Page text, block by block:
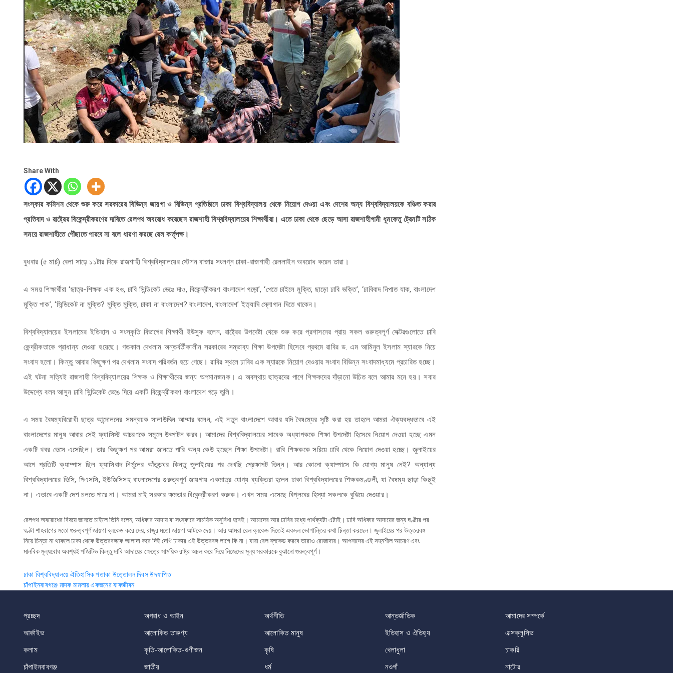
Share With
সংস্কার কমিশন থেকে শুরু করে সরকারের বিভিন্ন জায়গা ও বিভিন্ন প্রতিষ্ঠানে ঢাকা বিশ্ববিদ্যালয় থেকে নিয়োগ দেওয়া এবং দেশের অন্য বিশ্ববিদ্যালয়কে বঞ্চিত করার
প্রতিবাদ ও রাষ্ট্রের বিকেন্দ্রীকরণের দাবিতে রেলপথ অবরোধ করেছেন রাজশাহী বিশ্ববিদ্যালয়ের শিক্ষার্থীরা। এতে ঢাকা থেকে ছেড়ে আসা রাজশাহীগামী ধূমকেতু ট্রেনটি সঠিক
সময়ে রাজশাহীতে পৌঁছাতে পারবে না বলে ধারণা করছে রেল কর্তৃপক্ষ।
বুধবার (৫ মার্চ) বেলা সাড়ে ১১টার দিকে রাজশাহী বিশ্ববিদ্যালয়ের স্টেশন বাজার সংলগ্ন ঢাকা-রাজশাহী রেললাইন অবরোধ করেন তারা।
এ সময় শিক্ষার্থীরা ‘ছাত্র-শিক্ষক এক হও, ঢাবি সিন্ডিকেট ভেঙে দাও, বিকেন্দ্রীকরণ বাংলাদেশ গড়ো’, ‘পেতে চাইলে মুক্তি, ছাড়ো ঢাবি ভক্তি’, ‘ঢাবিবাদ নিপাত যাক, বাংলাদেশ
মুক্তি পাক’, ‘সিন্ডিকেট না মুক্তি? মুক্তি মুক্তি, ঢাকা না বাংলাদেশ? বাংলাদেশ, বাংলাদেশ’ ইত্যাদি স্লোগান দিতে থাকেন।
বিশ্ববিদ্যালয়ের ইসলামের ইতিহাস ও সংস্কৃতি বিভাগের শিক্ষার্থী ইউসুফ বলেন, রাষ্ট্রের উপদেষ্টা থেকে শুরু করে প্রশাসনের প্রায় সকল গুরুত্বপূর্ণ সেক্টরগুলোতে ঢাবি
কেন্দ্রীকতাকে প্রাধান্য দেওয়া হয়েছে। গতকাল‌ দেখলাম অন্তর্বর্তীকালীন সরকারের সম্ভাব্য শিক্ষা উপদেষ্টা হিসেবে প্রথমে রাবির ড. এম আমিনুল ইসলাম স্যারকে নিয়ে
সংবাদ হলো। কিন্তু আবার কিছুক্ষণ পর দেখলাম সংবাদ পরিবর্তন হয়ে গেছে। রাবির স্থলে ঢাবির এক স্যারকে নিয়োগ দেওয়ার সংবাদ বিভিন্ন সংবাদমাধ্যমে প্রচারিত হচ্ছে।
এই ঘটনা সত্যিই রাজশাহী বিশ্ববিদ্যালয়ের শিক্ষক ও শিক্ষার্থীদের জন্য অপমানজনক। এ অবস্থায় ছাত্রদের পাশে শিক্ষকদের দাঁড়ানো উচিত বলে আমার মনে হয়। সবার
উদ্দেশ্যে বলব আসুন ঢাবি সিন্ডিকেট ভেঙে দিয়ে একটি বিকেন্দ্রীকরণ বাংলাদেশ গড়ে তুলি।
এ সময় বৈষম্যবিরোধী ছাত্র আন্দোলনের সমন্বয়ক সালাউদ্দিন আম্মার বলেন, এই নতুন বাংলাদেশে আবার যদি বৈষম্যের সৃষ্টি করা হয় তাহলে আমরা ঐক্যবদ্ধভাবে এই
বাংলাদেশের মানুষ আবার সেই ফ্যাসিস্ট আচরণকে সমূলে উৎপাটন করব। আমাদের বিশ্ববিদ্যালয়ের সাবেক অধ্যাপককে শিক্ষা উপদেষ্টা হিসেবে নিয়োগ দেওয়া হচ্ছে এমন
একটি খবর ভেসে এসেছিল। তার কিছুক্ষণ পর আমরা জানতে পারি অন্য কেউ হচ্ছেন শিক্ষা উপদেষ্টা। রাবি শিক্ষককে সরিয়ে ঢাবি থেকে নিয়োগ দেওয়া হচ্ছে। জুলাইয়ের
আগে প্রতিটি ক্যাম্পাস ছিল ফ্যাসিবাদ নির্মূলের আঁতুড়ঘর কিন্তু জুলাইয়ের পর দেখছি প্রেক্ষাপট ভিন্ন। আর কোনো ক্যাম্পাসে কি যোগ্য মানুষ নেই? অন্যান্য
বিশ্ববিদ্যালয়ের ভিসি, পিএসসি, ইউজিসিসহ বাংলাদেশের গুরুত্বপূর্ণ জায়গায় একমাত্র যোগ্য ব্যক্তিরা হলেন ঢাকা বিশ্ববিদ্যালয়ের শিক্ষকমণ্ডলী, যা বৈষম্য ছাড়া কিছুই
না। এভাবে একটি দেশ চলতে পারে না। আমরা চাই সরকার ক্ষমতার বিকেন্দ্রীকরণ করুক। এখন সময় এসেছে বিপ্লবের হিস্যা সকলকে বুঝিয়ে দেওয়ার।
রেলপথ অবরোধের বিষয়ে জানতে চাইলে তিনি বলেন, অধিকার আদায় বা সংস্কারে সাময়িক অসুবিধা হবেই। আমাদের আর ঢাবির মধ্যে পার্থক্যটা এটাই। ঢাবি অধিকার আদায়ের জন্য ঘণ্টার পর
ঘণ্টা শাহবাগের মতো গুরুত্বপূর্ণ জায়গা ব্লকেড করে দেয়, রাজুর মতো জায়গা আটকে দেয়। আর আমরা রেল ব্লকেড দিতেই একদল ভোগান্তির কথা চিন্তা করছেন। জুলাইয়ের পর উত্তরবঙ্গ
নিয়ে চিন্তা না থাকলে ঢাকা থেকে উত্তরবঙ্গকে আলাদা করে দিই দেখি ঢাকার এই উত্তরবঙ্গ লাগে কি না। যারা রেল ব্লকেড করবে তারাও রোজাদার। আপনাদের এই সহনশীল আচরণ এবং
মানবিক মূল্যবোধ অবশ্যই পজিটিভ কিন্তু দাবি আদায়ের ক্ষেত্রে সাময়িক রাষ্ট্র অচল করে দিয়ে নিজেদের মূল্য সরকারকে বুঝানো গুরুত্বপূর্ণ।
Post
navigation
ঢাকা বিশ্ববিদ্যালয়ে ঐতিহাসিক পতাকা উত্তোলন দিবস উদযাপিত
চাঁপাইনবাবগঞ্জে মাদক মামলায় একজনের যাবজ্জীবন
প্রচ্ছদ অপরাধ ও আইন অর্থনীতি আন্তর্জাতিক
আমাদের সম্পর্কে
আর্কাইভ
আলোকিত তারুণ্য আলোকিত মানুষ ইতিহাস ও ঐতিহ্য
এক্সক্লুসিভ
কলাম
কৃতি-আলোকিত-গুণীজন কৃষি খেলাধুলা
চাকরি
চাঁপাইনবাবগঞ্জ
জাতীয় ধর্ম নওগাঁ নাটোর